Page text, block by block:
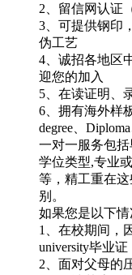
2、留信网认证
3、可提供钢印
伪工艺
4、诚招各地区
迎您的加入
5、在读证明、
6、拥有海外样
degree、
一对一服务包括
学位类型,专业
等，精工重在
别。
如果您是以下
1、在校期间，
university毕业证
2、面对父母的